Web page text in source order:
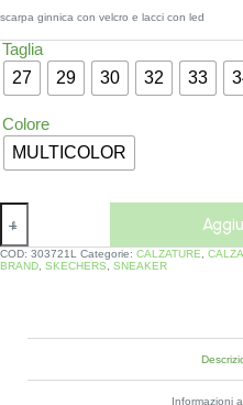
scarpa ginnica con velcro e lacci con led
Taglia
27
29 30 32 33
Colore
MULTICOLOR
COD: 303721L Categorie: CALZATURE
BRAND SKECHERS SNEAKER
Informazioni